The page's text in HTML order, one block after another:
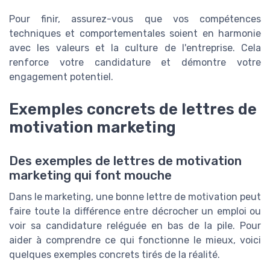
Pour finir, assurez-vous que vos compétences
techniques et comportementales soient en harmonie
avec les valeurs et la culture de l'entreprise. Cela
renforce votre candidature et démontre votre
engagement potentiel.
Exemples concrets de lettres de
motivation marketing
Des exemples de lettres de motivation
marketing qui font mouche
Dans le marketing, une bonne lettre de motivation peut
faire toute la différence entre décrocher un emploi ou
voir sa candidature reléguée en bas de la pile. Pour
aider à comprendre ce qui fonctionne le mieux, voici
quelques exemples concrets tirés de la réalité.